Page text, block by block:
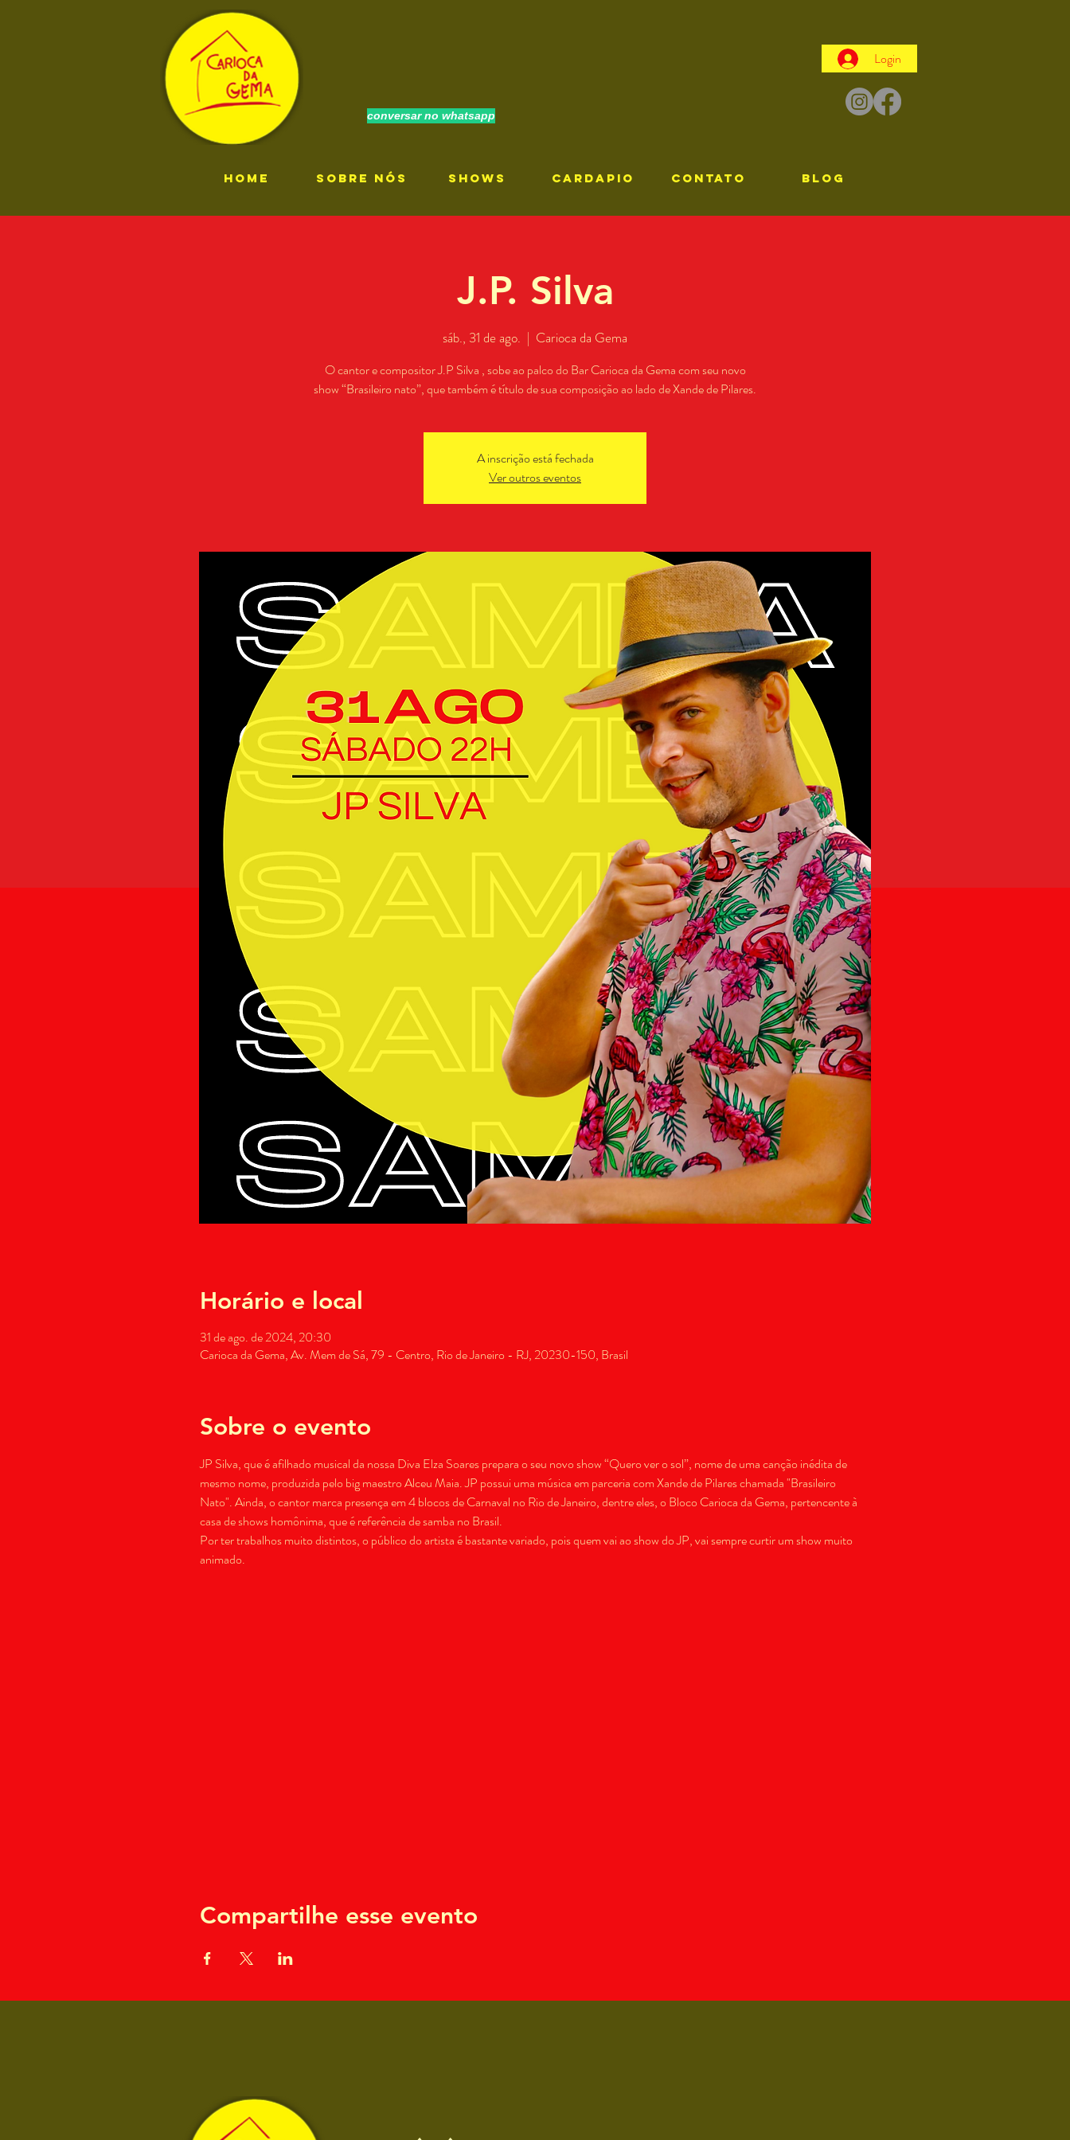
conversar no whatsapp
Login
HOME SOBRE NÓS SHOWS CARDAPIO CONTATO Blog
J.P. Silva
sáb., 31 de ago.
  |
Carioca da Gema
O cantor e compositor J.P Silva , sobe ao palco do Bar Carioca da Gema com seu novo
show “Brasileiro nato”, que também é título de sua composição ao lado de Xande de Pilares.
A inscrição está fechada
Ver outros eventos
Horário e local
31 de ago. de 2024, 20:30
Carioca da Gema, Av. Mem de Sá, 79 - Centro, Rio de Janeiro - RJ, 20230-150, Brasil
Sobre o evento
JP Silva, que é afilhado musical da nossa Diva Elza Soares prepara o seu novo show “Quero ver o sol”, nome de uma canção inédita de
mesmo nome, produzida pelo big maestro Alceu Maia. JP possui uma música em parceria com Xande de Pilares chamada "Brasileiro
Nato". Ainda, o cantor marca presença em 4 blocos de Carnaval no Rio de Janeiro, dentre eles, o Bloco Carioca da Gema, pertencente à
casa de shows homônima, que é referência de samba no Brasil.
Por ter trabalhos muito distintos, o público do artista é bastante variado, pois quem vai ao show do JP, vai sempre curtir um show muito
animado.
Compartilhe esse evento